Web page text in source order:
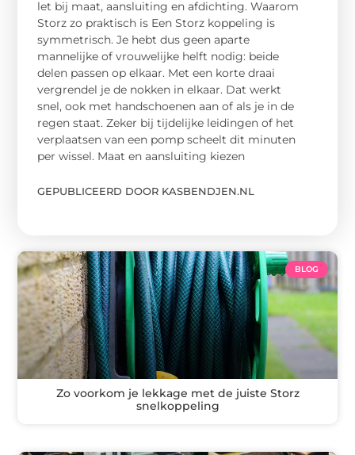
let bij maat, aansluiting en afdichting. Waarom
Storz zo praktisch is Een Storz koppeling is
symmetrisch. Je hebt dus geen aparte
mannelijke of vrouwelijke helft nodig: beide
delen passen op elkaar. Met een korte draai
vergrendel je de nokken in elkaar. Dat werkt
snel, ook met handschoenen aan of als je in de
regen staat. Zeker bij tijdelijke leidingen of het
verplaatsen van een pomp scheelt dit minuten
per wissel. Maat en aansluiting kiezen
GEPUBLICEERD DOOR KASBENDJEN.NL
BLOG
Zo voorkom je lekkage met de juiste Storz
snelkoppeling